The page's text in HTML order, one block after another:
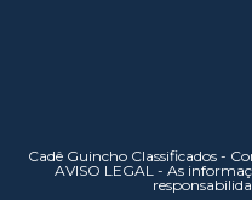
Cadê Guincho Classificados -
AVISO LEGAL - As